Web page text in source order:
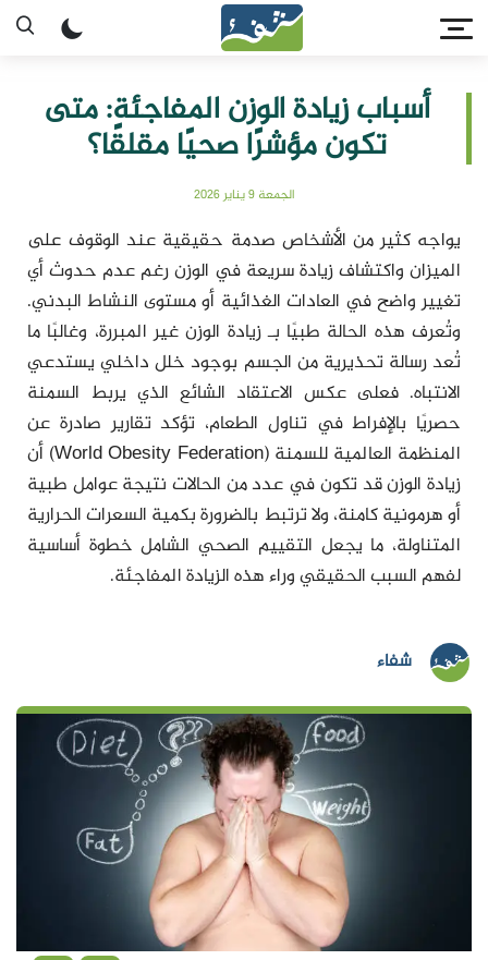
أسباب زيادة الوزن المفاجئة: متى
تكون مؤشرًا صحيًا مقلقًا؟
الجمعة 9 يناير 2026
يواجه كثير من الأشخاص صدمة حقيقية عند الوقوف على
الميزان واكتشاف زيادة سريعة في الوزن رغم عدم حدوث أي
تغيير واضح في العادات الغذائية أو مستوى النشاط البدني.
وتُعرف هذه الحالة طبيًا بـ زيادة الوزن غير المبررة، وغالبًا ما
تُعد رسالة تحذيرية من الجسم بوجود خلل داخلي يستدعي
الانتباه. فعلى عكس الاعتقاد الشائع الذي يربط السمنة
حصريًا بالإفراط في تناول الطعام، تؤكد تقارير صادرة عن
المنظمة العالمية للسمنة (World Obesity Federation) أن
زيادة الوزن قد تكون في عدد من الحالات نتيجة عوامل طبية
أو هرمونية كامنة، ولا ترتبط بالضرورة بكمية السعرات الحرارية
المتناولة، ما يجعل التقييم الصحي الشامل خطوة أساسية
لفهم السبب الحقيقي وراء هذه الزيادة المفاجئة.
شفاء